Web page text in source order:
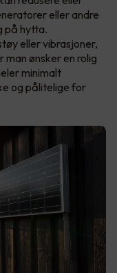
eller andre
på hytta.
eller vibrasjoner,
ønsker en rolig
minimalt
og pålitelige for